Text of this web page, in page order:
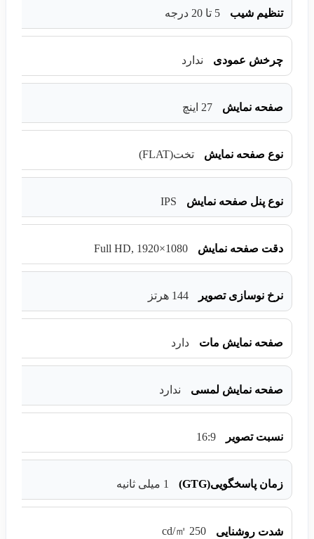
تنظیم شیب 5 تا 20 درجه
چرخش عمودی ندارد
صفحه نمایش 27 اینچ
نوع صفحه نمایش تخت(FLAT)
نوع پنل صفحه نمایش IPS
دقت صفحه نمایش Full HD, 1920×1080
نرخ نوسازی تصویر 144 هرتز
صفحه نمایش مات دارد
صفحه نمایش لمسی ندارد
نسبت تصویر 16:9
زمان پاسخگویی(GTG) 1 میلی ثانیه
شدت روشنایی 250 cd/㎡